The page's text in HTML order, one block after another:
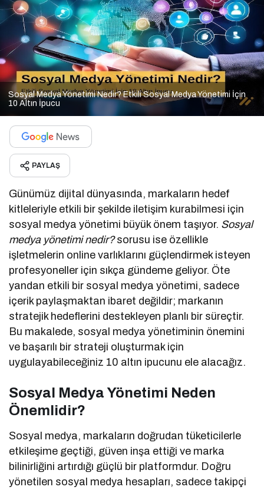
Sosyal Medya Yönetimi Nedir? Etkili Sosyal Medya Yönetimi İçin
10 Altın İpucu
PAYLAŞ
Günümüz dijital dünyasında, markaların hedef
kitleleriyle etkili bir şekilde iletişim kurabilmesi için
sosyal medya yönetimi büyük önem taşıyor. Sosyal
medya yönetimi nedir?sorusu ise özellikle
işletmelerin online varlıklarını güçlendirmek isteyen
profesyoneller için sıkça gündeme geliyor. Öte
yandan etkili bir sosyal medya yönetimi, sadece
içerik paylaşmaktan ibaret değildir; markanın
stratejik hedeflerini destekleyen planlı bir süreçtir.
Bu makalede, sosyal medya yönetiminin önemini
ve başarılı bir strateji oluşturmak için
uygulayabileceğiniz 10 altın ipucunu ele alacağız.
Sosyal Medya Yönetimi Neden
Önemlidir?
Sosyal medya, markaların doğrudan tüketicilerle
etkileşime geçtiği, güven inşa ettiği ve marka
bilinirliğini artırdığı güçlü bir platformdur. Doğru
yönetilen sosyal medya hesapları, sadece takipçi